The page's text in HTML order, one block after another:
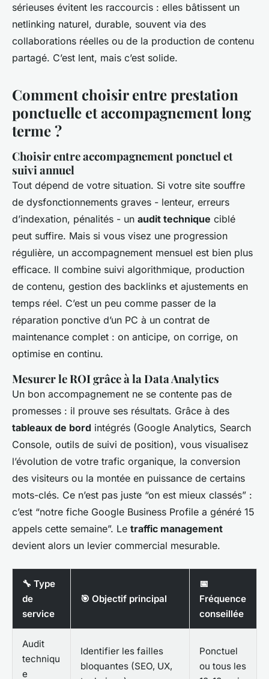
sérieuses évitent les raccourcis : elles bâtissent un
netlinking naturel, durable, souvent via des
collaborations réelles ou de la production de contenu
partagé. C’est lent, mais c’est solide.
Comment choisir entre prestation
ponctuelle et accompagnement long
terme ?
Choisir entre accompagnement ponctuel et
suivi annuel
Tout dépend de votre situation. Si votre site souffre
de dysfonctionnements graves - lenteur, erreurs
d’indexation, pénalités - un audit technique ciblé
peut suffire. Mais si vous visez une progression
régulière, un accompagnement mensuel est bien plus
efficace. Il combine suivi algorithmique, production
de contenu, gestion des backlinks et ajustements en
temps réel. C’est un peu comme passer de la
réparation ponctive d’un PC à un contrat de
maintenance complet : on anticipe, on corrige, on
optimise en continu.
Mesurer le ROI grâce à la Data Analytics
Un bon accompagnement ne se contente pas de
promesses : il prouve ses résultats. Grâce à des
tableaux de bord intégrés (Google Analytics, Search
Console, outils de suivi de position), vous visualisez
l’évolution de votre trafic organique, la conversion
des visiteurs ou la montée en puissance de certains
mots-clés. Ce n’est pas juste “on est mieux classés” :
c’est “notre fiche Google Business Profile a généré 15
appels cette semaine”. Le traffic management
devient alors un levier commercial mesurable.
🔧 Type
de
service
🎯 Objectif principal
📅
Fréquence
conseillée
Audit
techniqu
e
Identifier les failles
bloquantes (SEO, UX,
Ponctuel
ou tous les